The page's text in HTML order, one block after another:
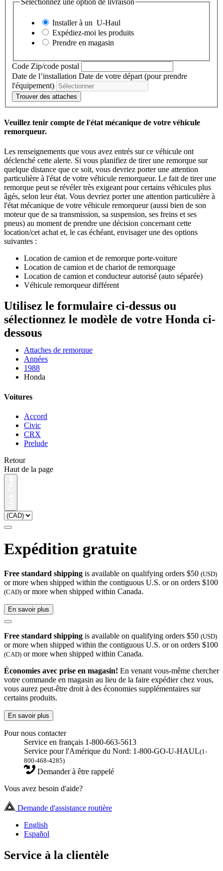
Sélectionnez une option de livraison
Installer à un U-Haul
Expédiez-moi les produits
Prendre en magasin
Code Zip/code postal
Date de l’installation Date de votre départ (pour prendre
l'équipement)
Trouver des attaches
Veuillez tenir compte de l'état mécanique de votre véhicule
remorqueur.
Les renseignements que vous avez entrés sur ce véhicule ont
déclenché cette alerte. Si vous planifiez de tirer une remorque sur
quelque distance que ce soit, vous devriez porter une attention
particulière à l'état de votre véhicule remorqueur. Le fait de tirer une
remorque peut se révéler très exigeant pour certains véhicules plus
âgés, selon leur état. Vous devriez porter une attention particulière à
l'état mécanique de votre véhicule remorqueur (aussi bien de son
moteur que de sa transmission, sa suspension, ses freins et ses
pneus) au moment de prendre une décision concernant cette
location/cet achat et, le cas échéant, envisager une des options
suivantes :
Location de camion et de remorque porte-voiture
Location de camion et de chariot de remorquage
Location de camion et conducteur autorisé (auto séparée)
Véhicule remorqueur différent
Utilisez le formulaire ci-dessus ou
sélectionnez le modèle de votre Honda ci-
dessous
Attaches de remorque
Années
1988
Honda
Voitures
Accord
Civic
CRX
Prelude
Retour
Haut de la page
Expédition gratuite
Free standard shipping is available on qualifying orders $50 (USD)
or more when shipped within the contiguous U.S. or on orders $100
(CAD) or more when shipped within Canada.
En savoir plus
Free standard shipping is available on qualifying orders $50 (USD)
or more when shipped within the contiguous U.S. or on orders $100
(CAD) or more when shipped within Canada.
Économies avec prise en magasin! En venant vous-même chercher
votre commande en magasin au lieu de la faire expédier chez vous,
vous aurez peut-être droit à des économies supplémentaires sur
certains produits.
En savoir plus
Pour nous contacter
Service en français 1-800-663-5613
Service pour l'Amérique du Nord: 1-800-GO-U-HAUL(1-
800-468-4285)
Demander à être rappelé
Vous avez besoin d'aide?
Demande d'assistance routière
English
Español
Service à la clientèle